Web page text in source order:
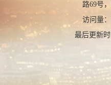
路69号
访问量：
最后更新时